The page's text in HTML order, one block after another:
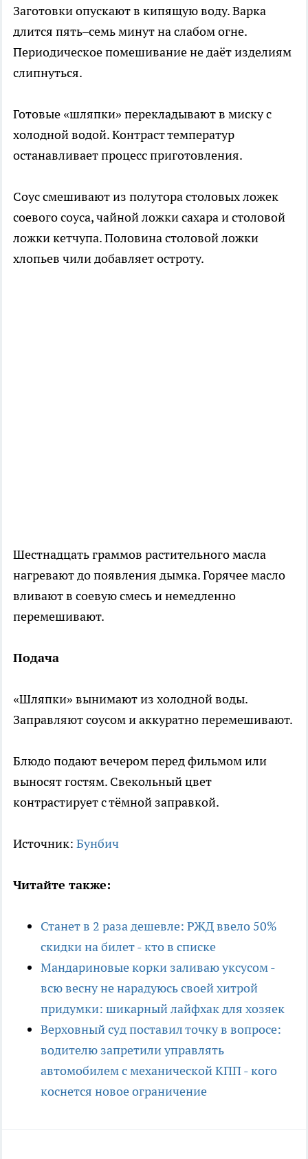
Заготовки опускают в кипящую воду. Варка
длится пять–семь минут на слабом огне.
Периодическое помешивание не даёт изделиям
слипнуться.
Готовые «шляпки» перекладывают в миску с
холодной водой. Контраст температур
останавливает процесс приготовления.
Соус смешивают из полутора столовых ложек
соевого соуса, чайной ложки сахара и столовой
ложки кетчупа. Половина столовой ложки
хлопьев чили добавляет остроту.
Шестнадцать граммов растительного масла
нагревают до появления дымка. Горячее масло
вливают в соевую смесь и немедленно
перемешивают.
Подача
«Шляпки» вынимают из холодной воды.
Заправляют соусом и аккуратно перемешивают.
Блюдо подают вечером перед фильмом или
выносят гостям. Свекольный цвет
контрастирует с тёмной заправкой.
Источник: Бунбич
Читайте также:
Станет в 2 раза дешевле: РЖД ввело 50%
скидки на билет - кто в списке
Мандариновые корки заливаю уксусом -
всю весну не нарадуюсь своей хитрой
придумки: шикарный лайфхак для хозяек
Верховный суд поставил точку в вопросе:
водителю запретили управлять
автомобилем с механической КПП - кого
коснется новое ограничение